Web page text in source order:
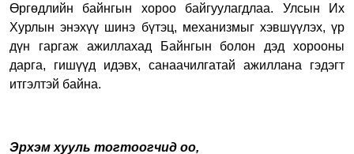
Өргөдлийн байнгын хороо байгуулагдлаа. Улсын Их
Хурлын энэхүү шинэ бүтэц, механизмыг хэвшүүлэх, үр
дүн гаргаж ажиллахад Байнгын болон дэд хорооны
дарга, гишүүд идэвх, санаачилгатай ажиллана гэдэгт
итгэлтэй байна.
Эрхэм хууль тогтоогчид оо,